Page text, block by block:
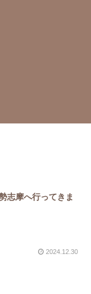
志摩へ行ってきま
2024.12.30